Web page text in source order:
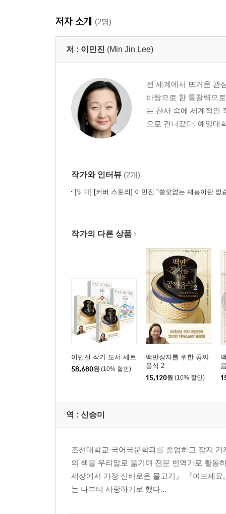
저자 소개 (2명)
저 : 이민진 (Min Jin Lee)
전 세계에서 뜨거운 관
바탕으로 한 통찰력으
는 찬사 속에 세계적인
으로 건너갔다. 예일대
작가와 인터뷰 (2개)
[읽다] [커버 스토리] 이민진 "쓸모없는 재능이란 없
작가의 다른 상품
이민진 작가 도서 세트
58,680원 (10% 할인)
백만장자를 위한 공짜
음식 2
15,120원 (10% 할인)
역 : 신승미
조선대학교 국어국문학과를 졸업하고 잡지
의 책을 우리말로 옮기며 전문 번역가로 활동
세상에서 가장 신비로운 물고기』 『여보세
는 나부터 사랑하기로 했다...